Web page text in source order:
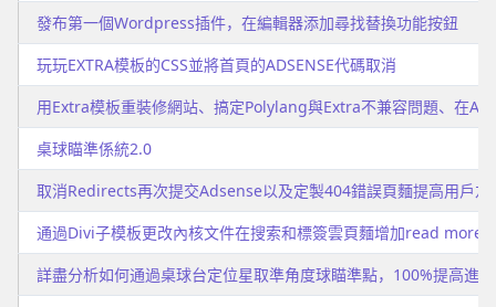
發布第一個Wordpress插件，在編輯器添加尋找替換功能按鈕
玩玩EXTRA模板的CSS並將首頁的ADSENSE代碼取消
用Extra模板重裝修網站、搞定Polylang與Extra不兼容問題、在
桌球瞄準係統2.0
取消Redirects再次提交Adsense以及定製404錯誤頁麵提高用戶友
通過Divi子模板更改內核文件在搜索和標簽雲頁麵增加read more
詳盡分析如何通過桌球台定位星取準角度球瞄準點，100%提高進